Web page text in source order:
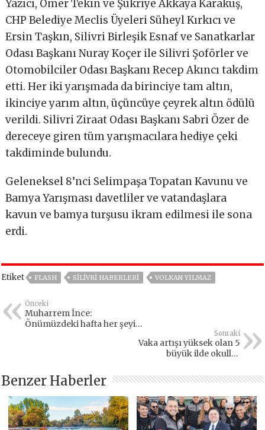
Yazıcı, Ömer Tekin ve Şükriye Akkaya Karakuş,
CHP Belediye Meclis Üyeleri Süheyl Kırkıcı ve
Ersin Taşkın, Silivri Birleşik Esnaf ve Sanatkarlar
Odası Başkanı Nuray Koçer ile Silivri Şoförler ve
Otomobilciler Odası Başkanı Recep Akıncı takdim
etti. Her iki yarışmada da birinciye tam altın,
ikinciye yarım altın, üçüncüye çeyrek altın ödülü
verildi. Silivri Ziraat Odası Başkanı Sabri Özer de
dereceye giren tüm yarışmacılara hediye çeki
takdiminde bulundu.
Geleneksel 8’nci Selimpaşa Topatan Kavunu ve
Bamya Yarışması davetliler ve vatandaşlara
kavun ve bamya turşusu ikram edilmesi ile sona
erdi.
Etiket FLASH SILIVRI HABERLERI VOLKAN YILMAZ
Önceki
Muharrem İnce:
Önümüzdeki hafta her şeyi
Sonraki
Vaka artışı yüksek olan 5
büyük ilde okullar
Benzer Haberler